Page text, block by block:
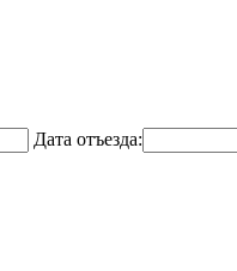
Дата отъезда: